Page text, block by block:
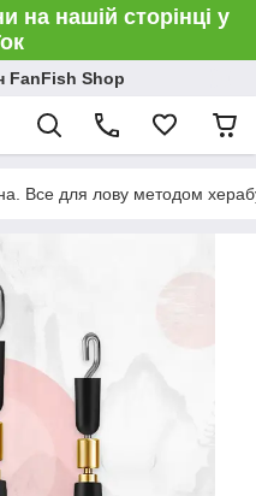
на нашій сторінці у
FanFish Shop
Все для лову методом